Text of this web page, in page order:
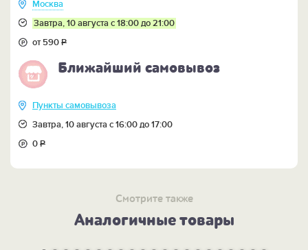
Москва
Завтра, 10 августа с 18:00 до 21:00
от 590Р
Ближайший самовывоз
Пункты самовывоза
Завтра, 10 августа с 16:00 до 17:00
0Р
Смотрите также
Аналогичные товары